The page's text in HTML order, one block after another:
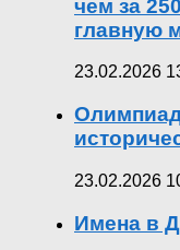
чем за
главную
23.02.2026
23.02.2026
Имена в